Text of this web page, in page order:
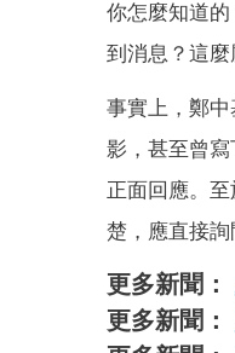
你怎麼知道
到消息？這麼
事實上，鄭
影，甚至曾
正面回應。
楚，應直接詢
更多新聞：
更多新聞：